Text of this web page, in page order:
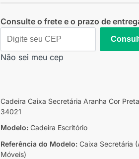
Consulte o frete e o prazo de
Não sei meu cep
Cadeira Caixa Secretária Aranha Cor
34021
Modelo:Cadeira Escritório
Referência do Modelo:Caixa Secretária
Móveis)